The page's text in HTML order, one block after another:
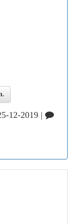
12-2019 |